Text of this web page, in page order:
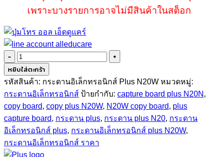
เพราะบางรายการอาจไม่มีสินค้าในสต็อก
จำนวน
Plus
N20W
ชิ้น
หยิบใส่ตะกร้า
รหัสสินค้า: กระดานอิเล็กทรอนิกส์ Plus N20W หมวดหมู่:
กระดานอิเล็กทรอนิกส์ ป้ายกำกับ: capture board plus N20N ,
copy board, copy plus N20W, N20W copy board, plus
capture board, กระดาน plus, กระดาน plus N20, กระดาน
อิเล็กทรอนิกส์ plus, กระดานอิเล็กทรอนิกส์ plus N20W,
กระดานอิเล็กทรอนิกส์ ราคา